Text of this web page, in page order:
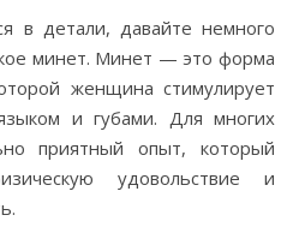
в детали, давайте немного
минет. Минет — это форма
женщина стимулирует
и губами. Для многих
приятный опыт, который
удовольствие и